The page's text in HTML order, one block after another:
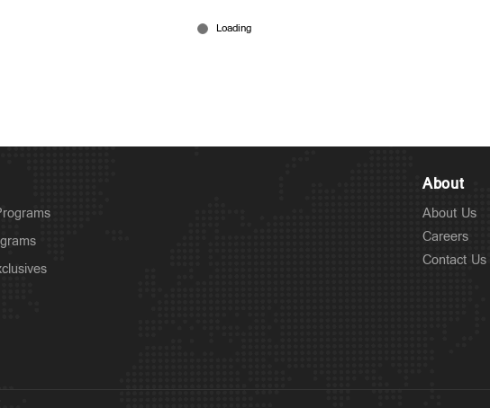
About
About Us
Careers
Contact Us